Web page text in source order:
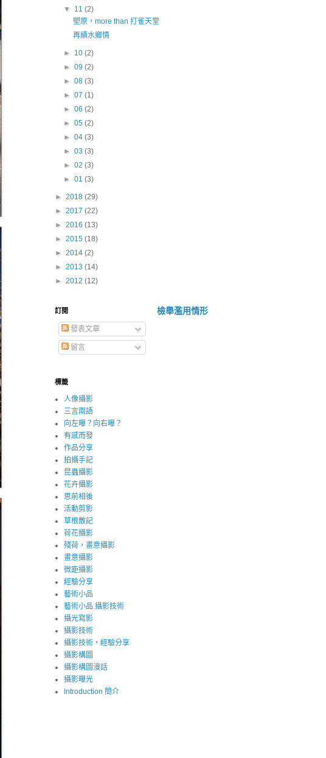
▼ 11(2)
塱原，more than 打雀天堂
再續水鄉情
► 10(2)
►09(2)
►08(3)
►07(1)
►06(2)
►05(2)
►04(3)
►03(3)
►02(3)
►01(3)
► 2018 (29)
► 2017 (22)
► 2016 (13)
► 2015 (18)
► 2014 (2)
► 2013 (14)
► 2012 (12)
訂閱
發表文章
留言
檢舉濫用情形
標籤
人像攝影
三言兩語
向左曝？向右曝？
有感而發
作品分享
拍攝手記
昆蟲攝影
花卉攝影
思前相後
活動剪影
草根散記
荷花攝影
殘荷，畫意攝影
畫意攝影
微距攝影
經驗分享
藝術小品
藝術小品.攝影技術
攝光寫影
攝影技術
攝影技術，經驗分享
攝影構圖
攝影構圖漫話
攝影曝光
Introduction 簡介